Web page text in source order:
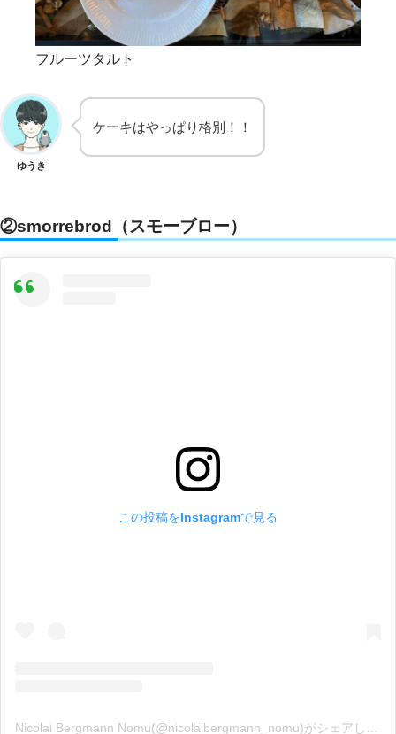
フルーツタルト
ゆうき
ケーキはやっぱり格別！！
②smorrebrod（スモーブロー）
この投稿をInstagramで見る